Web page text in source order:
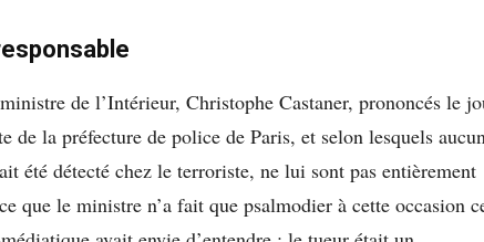
de l’Intérieur, Christophe Castaner, prononcés le
de la préfecture de police de Paris, et selon lesquels aucun
été détecté chez le terroriste, ne lui sont pas entièrement
que le ministre n’a fait que psalmodier à cette occasion